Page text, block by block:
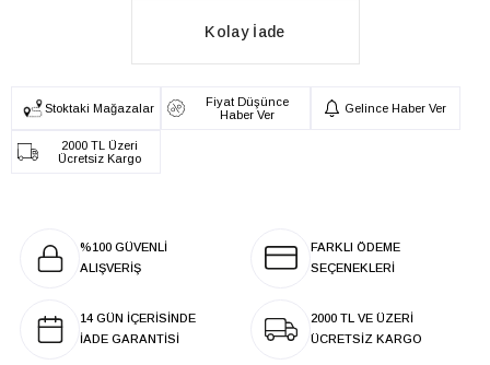
Kolay İade
Stoktaki Mağazalar
Fiyat Düşünce
Haber Ver
Gelince Haber Ver
2000 TL Üzeri
Ücretsiz Kargo
%100 GÜVENLİ
ALIŞVERİŞ
FARKLI ÖDEME
SEÇENEKLERİ
14 GÜN İÇERİSİNDE
İADE GARANTİSİ
2000 TL VE ÜZERİ
ÜCRETSİZ KARGO